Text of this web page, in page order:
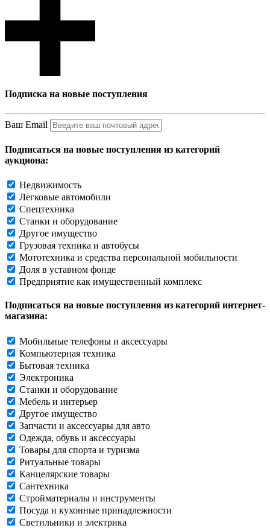
Подписка на новые поступления
Ваш Email
Подписаться на новые поступления из категорий
аукциона:
Недвижимость
Легковые автомобили
Спецтехника
Станки и оборудование
Другое имущество
Грузовая техника и автобусы
Мототехника и средства персональной мобильности
Доля в уставном фонде
Предприятие как имущественный комплекс
Подписаться на новые поступления из категорий интернет-
магазина:
Мобильные телефоны и аксессуары
Компьютерная техника
Бытовая техника
Электроника
Станки и оборудование
Мебель и интерьер
Другое имущество
Запчасти и аксессуары для авто
Одежда, обувь и аксессуары
Товары для спорта и туризма
Ритуальные товары
Канцелярские товары
Сантехника
Стройматериалы и инструменты
Посуда и кухонные принадлежности
Светильники и электрика